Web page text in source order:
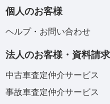
個人のお客様
ヘルプ・お問い合わせ
法人のお客様・資料請求
中古車査定仲介サービス
事故車査定仲介サービス